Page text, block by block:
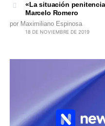
«La situación
Marcelo Romero
por Maximiliano Espinosa
18 DE NOVIEMBRE DE 2019